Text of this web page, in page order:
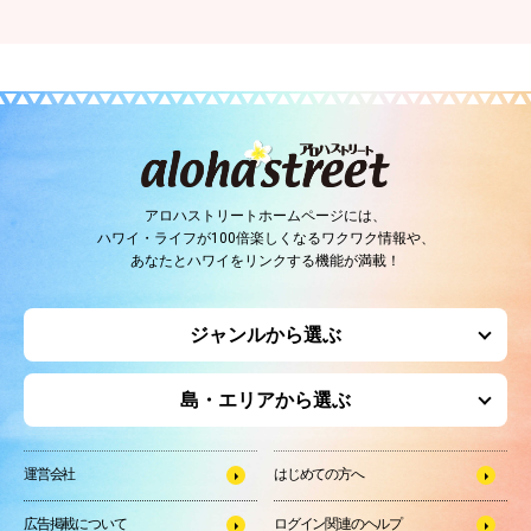
アロハストリートホームページには、
ハワイ・ライフが100倍楽しくなるワクワク情報や、
あなたとハワイをリンクする機能が満載！
ジャンルから選ぶ
島・エリアから選ぶ
運営会社 はじめての方へ
広告掲載について ログイン関連のヘルプ